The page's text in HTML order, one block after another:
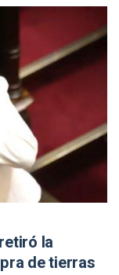
la
de tierras